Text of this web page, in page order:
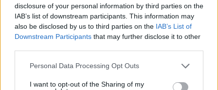
disclosure of your personal information by third parties on the
IAB’s list of downstream participants. This information may
also be disclosed by us to third parties on the IAB’s List of
Downstream Participants that may further disclose it to other
Please note that this website/app uses one or more Google
not limited to your visit or usage behaviour. You may click to
Personal Data Processing Opt Outs
I want to opt-out of the Sharing of my
ΔΕΙΤΕ ΟΛΕΣ ΤΙΣ ΕΙΔΗΣΕΙΣ
ΤΑ ΠΙΟ ΔΗΜΟΦΙΛΗ